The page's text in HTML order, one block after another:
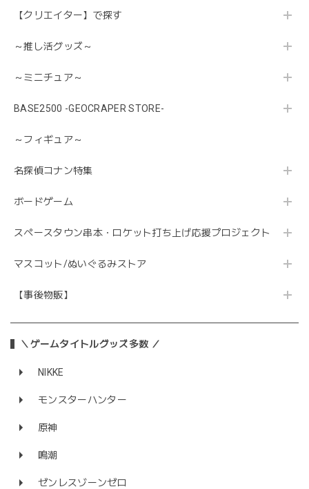
【クリエイター】で探す
～推し活グッズ～
～ミニチュア～
BASE2500 -GEOCRAPER STORE-
～フィギュア～
名探偵コナン特集
ボードゲーム
スペースタウン串本・ロケット打ち上げ応援プロジェクト
マスコット/ぬいぐるみストア
【事後物販】
＼ゲームタイトルグッズ多数 ／
NIKKE
モンスターハンター
原神
鳴潮
ゼンレスゾーンゼロ